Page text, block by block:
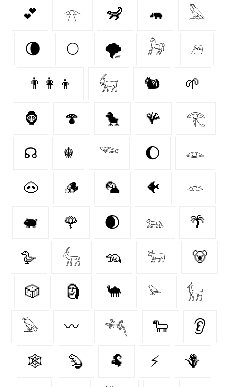
💕 𓁿 🦨 🦛 𓅓
🌘 🌕 🌪️ 𓃗 𓂉
👨‍👩‍👦 𓃶 🐿 🌱
🦍 🍄‍ 🐤 🪸 𓂀
☊ ☬ 𓆝 🌔 𓁼
🐽 🪵 🦜 🐠 𓁺
🐖 🌹 🌒 𓃬 🌴
🪿 𓃲 🦡 𓃽 🐻
🎲 🗿 🐪 𓅫 𓃴
𓅃 〰️ 𓆈 🐑 👂
🕸️ 🦫 🐏 ⚡ 🪻